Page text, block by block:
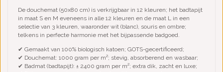
De douchemat (50x80 cm) is verkrijgbaar in 12 kleuren; het badtapijt
in maat S en M eveneens in alle 12 kleuren en de maat L in een
selectie van 3 kleuren, waaronder wit (blanc), souris en ombre;
telkens in perfecte harmonie met het bijpassende badgoed.
✔ Gemaakt van 100% biologisch katoen; GOTS-gecertificeerd;
✔ Douchemat: 1000 gram per m²; stevig, absorberend en wasbaar;
✔ Badmat (badtapijt): ± 2400 gram per m²; extra dik, zacht en luxe;